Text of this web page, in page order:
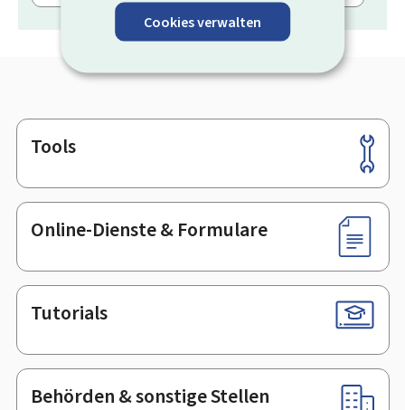
Cookies verwalten
Footer
Tools
Online-Dienste & Formulare
Tutorials
Behörden & sonstige Stellen